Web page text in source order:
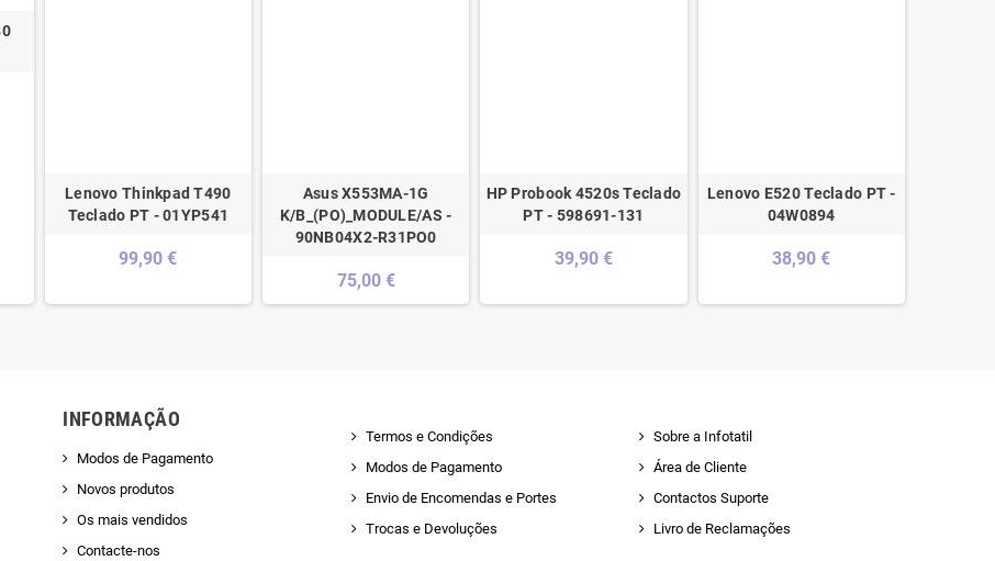
Lenovo Thinkpad T490
Teclado PT - 01YP541
99,90 €
Asus X553MA-1G
K/B_(PO)_MODULE/AS -
90NB04X2-R31PO0
75,00 €
HP Probook 4520s Teclado
PT - 598691-131
39,90 €
Lenovo E520 Teclado PT -
04W0894
38,90 €
INFORMAÇÃO
Modos de Pagamento
Novos produtos
Os mais vendidos
Contacte-nos
Termos e Condições
Modos de Pagamento
Envio de Encomendas e Portes
Trocas e Devoluções
Sobre a Infotatil
Área de Cliente
Contactos Suporte
Livro de Reclamações